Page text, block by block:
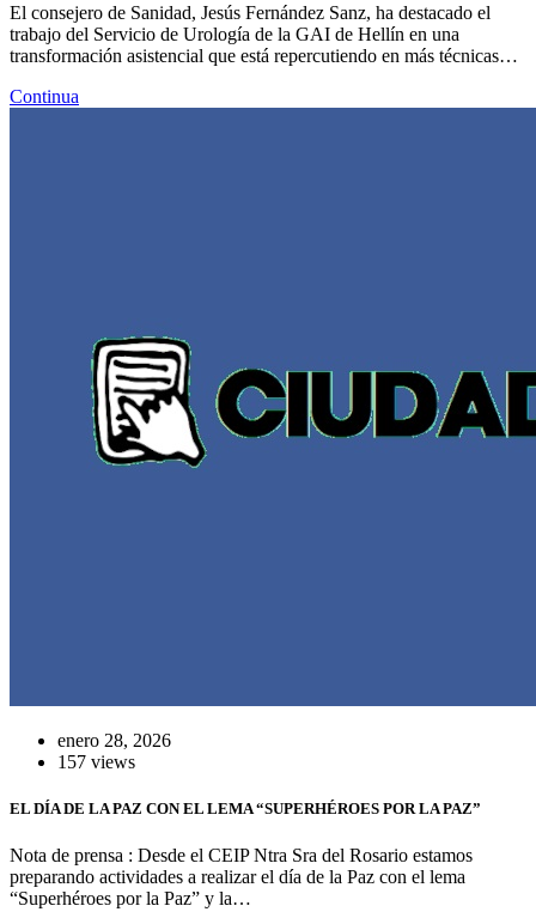
El consejero de Sanidad, Jesús Fernández Sanz, ha destacado el
trabajo del Servicio de Urología de la GAI de Hellín en una
transformación asistencial que está repercutiendo en más técnicas…
Continua
enero 28, 2026
157 views
EL DÍA DE LA PAZ CON EL LEMA “SUPERHÉROES POR LA PAZ”
Nota de prensa : Desde el CEIP Ntra Sra del Rosario estamos
preparando actividades a realizar el día de la Paz con el lema
“Superhéroes por la Paz” y la…